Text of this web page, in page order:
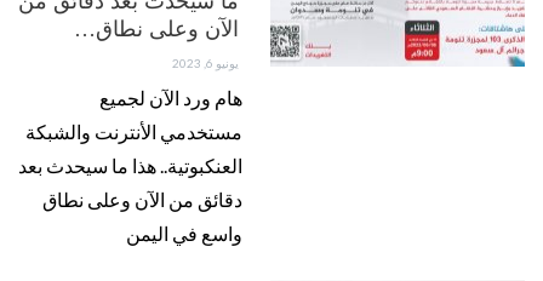
الآن وعلى نطاق…
يونيو 6, 2023
هام ورد الآن لجميع
مستخدمي الأنترنت والشبكة
العنكبوتية.. هذا ما سيحدث بعد
دقائق من الآن وعلى نطاق
واسع في اليمن